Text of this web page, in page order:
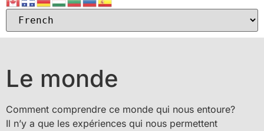
Le monde
Comment comprendre ce monde qui nous entoure?
Il n’y a que les expériences qui nous permettent